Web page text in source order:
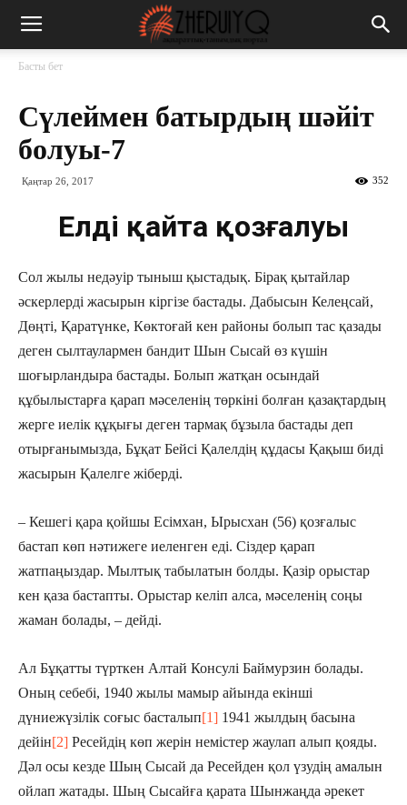
Басты бет
Сүлеймен батырдың шәйіт
болуы-7
Қаңтар 26, 2017 352
Елдің қайта қозғалуы
Сол жылы недәуір тыныш қыстадық. Бірақ қытайлар
әскерлерді жасырын кіргізе бастады. Дабысын Келеңсай,
Дөңті, Қаратүнке, Көктоғай кен районы болып тас қазады
деген сылтаулармен бандит Шын Сысай өз күшін
шоғырландыра бастады. Болып жатқан осындай
құбылыстарға қарап мәселенің төркіні болған қазақтардың
жерге иелік құқығы деген тармақ бұзыла бастады деп
отырғанымызда, Бұқат Бейсі Қалелдің құдасы Қақыш биді
жасырын Қалелге жіберді.
– Кешегі қара қойшы Есімхан, Ырысхан (56) қозғалыс
бастап көп нәтижеге иеленген еді. Сіздер қарап
жатпаңыздар. Мылтық табылатын болды. Қазір орыстар
кен қаза бастапты. Орыстар келіп алса, мәселенің соңы
жаман болады, – дейді.
Ал Бұқатты түрткен Алтай Консулі Баймурзин болады.
Оның себебі, 1940 жылы мамыр айында екінші
дүниежүзілік соғыс басталып[1] 1941 жылдың басына
дейін[2] Ресейдің көп жерін немістер жаулап алып қояды.
Дәл осы кезде Шың Сысай да Ресейден қол үзудің амалын
ойлап жатады. Шың Сысайға қарата Шынжаңда әрекет